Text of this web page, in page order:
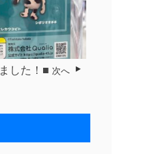
した！■ 次へ